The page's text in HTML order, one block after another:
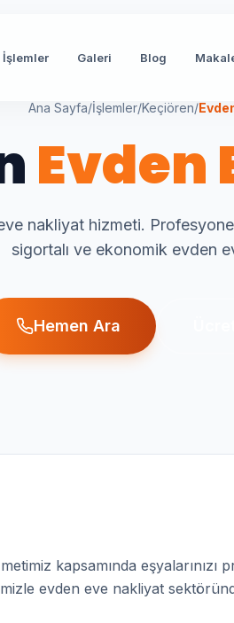
İşlemler Galeri Blog
Ana Sayfa/İşlemler/Keçiören/
Evden
nakliyat hizmeti.
sigortalı ve ekonomik evden
Hemen Ara
kapsamında
evden eve nakliyat